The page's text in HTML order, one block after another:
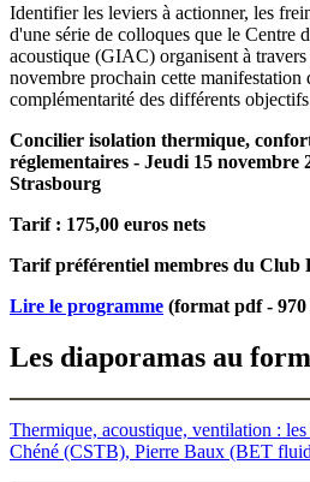
Identifier les leviers à actionner, les
d'une série de colloques que le
acoustique (GIAC) organisent à
novembre prochain cette manifestation
complémentarité des différents
Concilier isolation thermique,
réglementaires - Jeudi 15
Strasbourg
Tarif : 175,00 euros nets
Tarif préférentiel membres du Club
Lire le programme (format pdf -
Les diaporamas au
Thermique, acoustique, ventilation :
Chéné (CSTB), Pierre Baux (BET